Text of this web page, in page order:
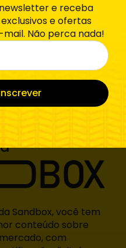
Sandbox, você tem
conteúdo sobre
com
e receba
e ofertas
Não perca nada!